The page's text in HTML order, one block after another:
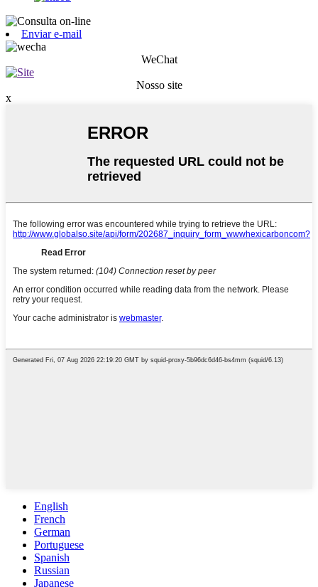
Enviar e-mail
WeChat
Nosso site
x
English
French
German
Portuguese
Spanish
Russian
Japanese